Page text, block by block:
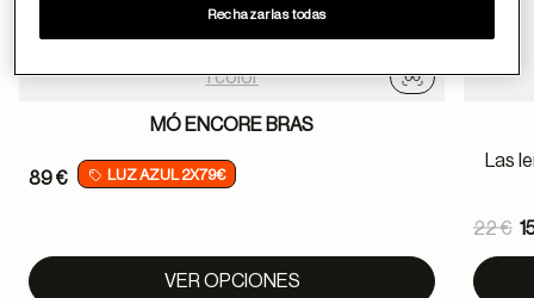
1 color
Probador
MÓ ENCORE BRAS
89 € LUZ AZUL 2X79€
VER OPCIONES
Las
22 €
to
Rechazarlas todas